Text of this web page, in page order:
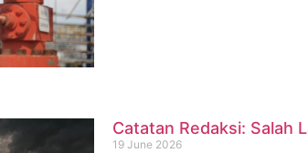
Catatan Redaksi: Salah
19 June 2026